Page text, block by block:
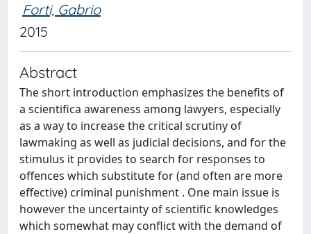
Forti, Gabrio
2015
Abstract
The short introduction emphasizes the benefits of
a scientifica awareness among lawyers, especially
as a way to increase the critical scrutiny of
lawmaking as well as judicial decisions, and for the
stimulus it provides to search for responses to
offences which substitute for (and often are more
effective) criminal punishment . One main issue is
however the uncertainty of scientific knowledges
which somewhat may conflict with the demand of